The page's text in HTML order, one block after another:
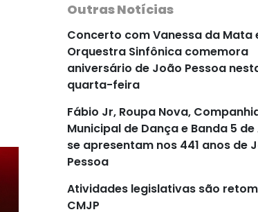
Outras Notícias
Concerto com Vanessa da Mata
Orquestra Sinfônica comemora
aniversário de João Pessoa
quarta-feira
Fábio Jr, Roupa Nova,
Municipal de Dança e Banda 5
se apresentam nos 441 anos de
Pessoa
Atividades legislativas são
CMJP